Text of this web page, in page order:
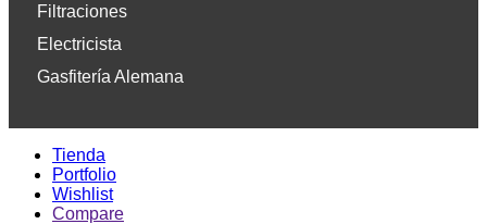
Filtraciones
Electricista
Gasfitería Alemana
Tienda
Portfolio
Wishlist
Compare